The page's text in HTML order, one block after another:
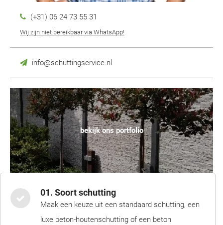
(+31) 06 24 73 55 31
Wij zijn niet bereikbaar via WhatsApp!
info@schuttingservice.nl
bekijk ons portfolio
01. Soort schutting
Maak een keuze uit een standaard schutting, een
luxe beton-houtenschutting of een beton